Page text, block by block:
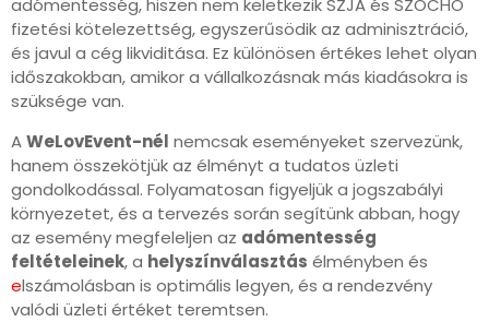
adómentesség, hiszen nem keletkezik SZJA és SZOCHO
fizetési kötelezettség, egyszerűsödik az adminisztráció,
és javul a cég likviditása. Ez különösen értékes lehet olyan
időszakokban, amikor a vállalkozásnak más kiadásokra is
szüksége van.
AWeLovEvent-nél nemcsak eseményeket szervezünk,
hanem összekötjük az élményt a tudatos üzleti
gondolkodással. Folyamatosan figyeljük a jogszabályi
környezetet, és a tervezés során segítünk abban, hogy
az esemény megfeleljen az adómentesség
feltételeinek, a helyszínválasztás élményben és
elszámolásban is optimális legyen, és a rendezvény
valódi üzleti értéket teremtsen.